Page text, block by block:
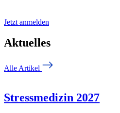
Jetzt anmelden
Aktuelles
Alle Artikel
Stressmedizin 2027